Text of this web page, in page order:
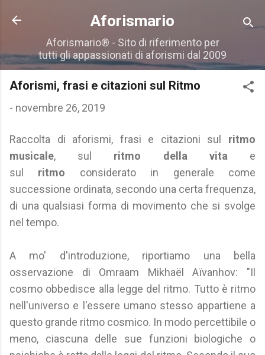
Passa ai contenuti principali
Aforismario
Aforismario® - Sito di riferimento per
tutti gli appassionati di aforismi dal 2009
Aforismi, frasi e citazioni sul Ritmo
- novembre 26, 2019
Raccolta di aforismi, frasi e citazioni sul ritmo
musicale, sul ritmo della vita e
sul ritmo considerato in generale come
successione ordinata, secondo una certa frequenza,
di una qualsiasi forma di movimento che si svolge
nel tempo.
A mo' d'introduzione, riportiamo una bella
osservazione di Omraam Mikhaël Aïvanhov: "Il
cosmo obbedisce alla legge del ritmo. Tutto è ritmo
nell'universo e l'essere umano stesso appartiene a
questo grande ritmo cosmico. In modo percettibile o
meno, ciascuna delle sue funzioni biologiche o